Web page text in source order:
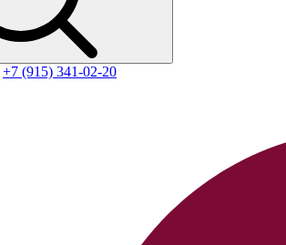
+7 (915) 341-02-20